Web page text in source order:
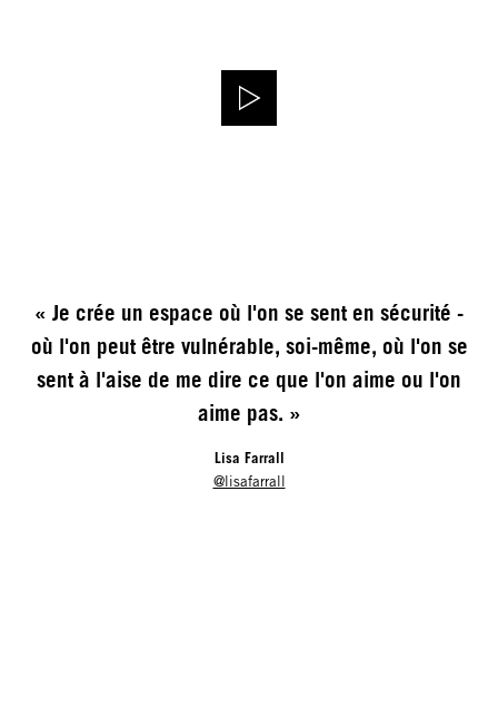
« Je crée un espace où l'on se sent en sécurité -
où l'on peut être vulnérable, soi-même, où l'on se
sent à l'aise de me dire ce que l'on aime ou l'on
aime pas. »
Lisa Farrall
@lisafarrall